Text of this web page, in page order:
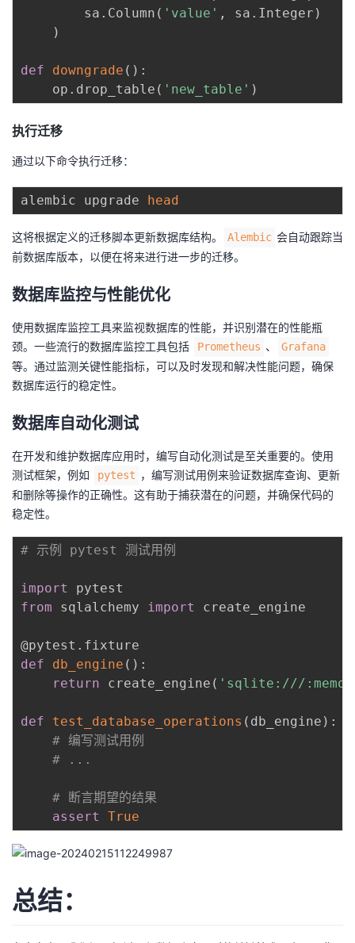
        sa
. Column ( 'value' , sa . Integer )
)
def downgrade ( ) :
    op
. drop_table ( 'new_table' )
执行迁移
通过以下命令执行迁移：
alembic upgrade head
这将根据定义的迁移脚本更新数据库结构。 Alembic 会自动跟踪当
前数据库版本，以便在将来进行进一步的迁移。
数据库监控与性能优化
使用数据库监控工具来监视数据库的性能，并识别潜在的性能瓶
颈。一些流行的数据库监控工具包括
Prometheus 、 Grafana
等。通过监测关键性能指标，可以及时发现和解决性能问题，确保
数据库运行的稳定性。
数据库自动化测试
在开发和维护数据库应用时，编写自动化测试是至关重要的。使用
测试框架，例如
pytest ，编写测试用例来验证数据库查询、更新
和删除等操作的正确性。这有助于捕获潜在的问题，并确保代码的
稳定性。
# 示例 pytest 测试用例
import
from sqlalchemy import create_engine
@pytest . fixture
def
db_engine ( ) :
return create_engine ( 'sqlite:///
def test_database_operations ( db_engine ) :
# 编写测试用例
# ...
# 断言期望的结果
assert
True
总结：